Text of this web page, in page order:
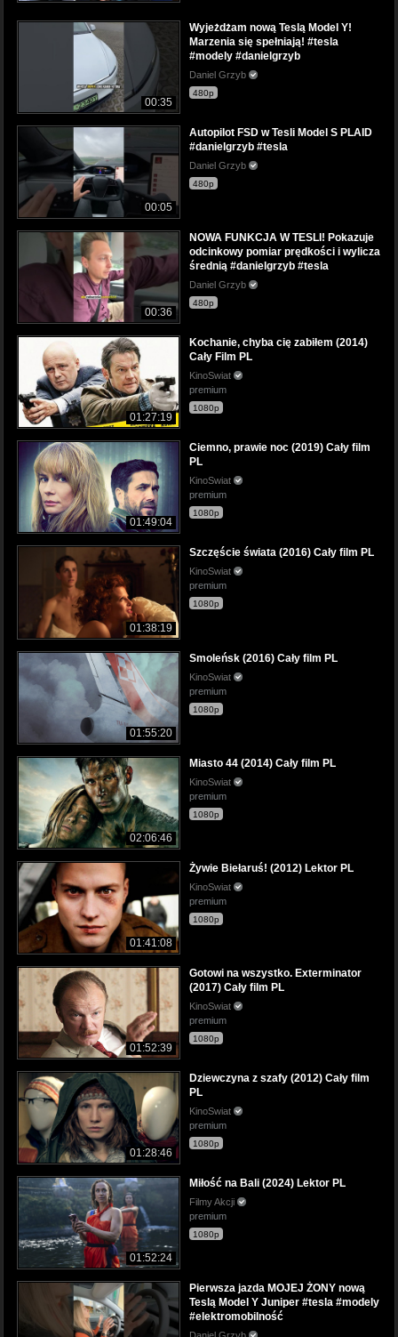
00:35
Wyjeżdżam nową Teslą Model Y!
Marzenia się spełniają! #tesla
#modely #danielgrzyb
Daniel Grzyb
480p
00:05
Autopilot FSD w Tesli Model S PLAID
#danielgrzyb #tesla
Daniel Grzyb
480p
00:36
NOWA FUNKCJA W TESLI! Pokazuje
odcinkowy pomiar prędkości i wylicza
średnią #danielgrzyb #tesla
Daniel Grzyb
480p
01:27:19
Kochanie, chyba cię zabiłem (2014)
Cały Film PL
KinoSwiat
premium
1080p
01:49:04
Ciemno, prawie noc (2019) Cały film
PL
KinoSwiat
premium
1080p
01:38:19
Szczęście świata (2016) Cały film PL
KinoSwiat
premium
1080p
01:55:20
Smoleńsk (2016) Cały film PL
KinoSwiat
premium
1080p
02:06:46
Miasto 44 (2014) Cały film PL
KinoSwiat
premium
1080p
01:41:08
Żywie Biełaruś! (2012) Lektor PL
KinoSwiat
premium
1080p
01:52:39
Gotowi na wszystko. Exterminator
(2017) Cały film PL
KinoSwiat
premium
1080p
01:28:46
Dziewczyna z szafy (2012) Cały film
PL
KinoSwiat
premium
1080p
01:52:24
Miłość na Bali (2024) Lektor PL
Filmy Akcji
premium
1080p
Pierwsza jazda MOJEJ ŻONY nową
Teslą Model Y Juniper #tesla #modely
#elektromobilność